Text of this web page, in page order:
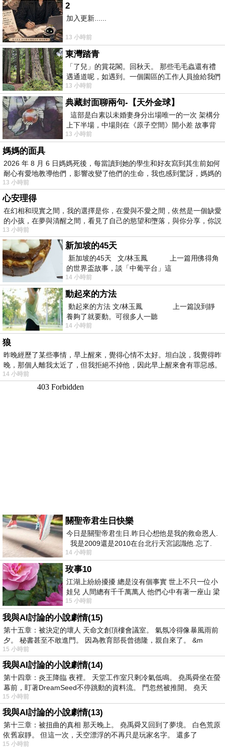
2
加入更新......
13 小時前
東灣踏青
「了兒」的賞花閣。回秋天。 那些毛毛蟲還有禮
遇通道呢，如遇到。一個園區的工作人員撿給我們
細賞。
13 小時前
典藏封面聊兩句-【天外金球】
這部是白素以未婚妻身分出場唯一的一次 架構分
上下半場，中場則在《原子空間》開小差 故事背
景影射西藏境外流亡 地下組織
13 小時前
媽媽的面具
2026 年 8 月 6 日媽媽死後，每當讀到她的學生和好友寫到其生前如何
耐心有愛地教導他們，影響改變了他們的生命，我也感到驚訝，媽媽的
13 小時前
心安理得
在幻相和現實之間，我的選擇是你，在愛與不愛之間，依然是一個缺愛
的小孩，在夢與清醒之間，看見了自己的慾望和墮落，與你分享，你説
13 小時前
新加坡的45天
新加坡的45天 文/林玉鳳 上一篇用佛得角
的世界盃故事，談「中葡平台」這
14 小時前
動起來的方法
動起來的方法 文/林玉鳳 上一篇說到靜
養夠了就要動。可很多人一聽
14 小時前
狼
昨晚經歷了某些事情，早上醒來，覺得心情不太好。坦白說，我覺得昨
晚，那個人離我太近了，但我拒絕不掉他，因此早上醒來會有罪惡感。
14 小時前
關聖帝君生日快樂
今日是關聖帝君生日.昨日心想他是我的救命恩人.
我是2009還是2010在台北行天宮認識他.忘了.
一個奇摩交友的網友學
14 小時前
玫事10
江湖上紛紛擾擾 總是沒有個事實 世上不只一位小
娃兒 人間總有千千萬萬人 他們心中有著一座山 梁
山佛山泰華衡恆嵩 一山之高
15 小時前
我與AI討論的小說劇情(15)
第十五章：被決定的壞人 天命文創頂樓會議室。 氣氛冷得像暴風雨前
夕。 秘書甚至不敢進門。 因為教育部長曾德隆，親自來了。 &m
15 小時前
我與AI討論的小說劇情(14)
第十四章：炎王降臨 夜裡。 天堂工作室只剩冷氣低鳴。 堯禹舜坐在螢
幕前，盯著DreamSeed不停跳動的資料流。 門忽然被推開。 堯天
15 小時前
我與AI討論的小說劇情(13)
第十三章：被扭曲的真相 那天晚上。 堯禹舜又回到了夢境。 白色荒原
依舊寂靜。 但這一次，天空漂浮的不再只是玩家名字。 還多了
15 小時前